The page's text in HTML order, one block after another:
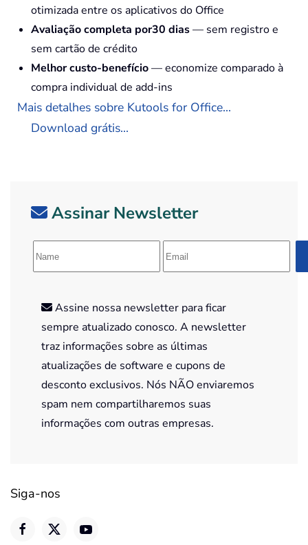
otimizada entre os aplicativos do Office
Avaliação completa por30 dias— sem registro e
sem cartão de crédito
Melhor custo-benefício— economize comparado à
compra individual de add-ins
Mais detalhes sobre Kutools for Office...
Download grátis...
Assinar Newsletter
Assine nossa newsletter para ficar
sempre atualizado conosco. A newsletter
traz informações sobre as últimas
atualizações de software e cupons de
desconto exclusivos. Nós NÃO enviaremos
spam nem compartilharemos suas
informações com outras empresas.
Siga-nos